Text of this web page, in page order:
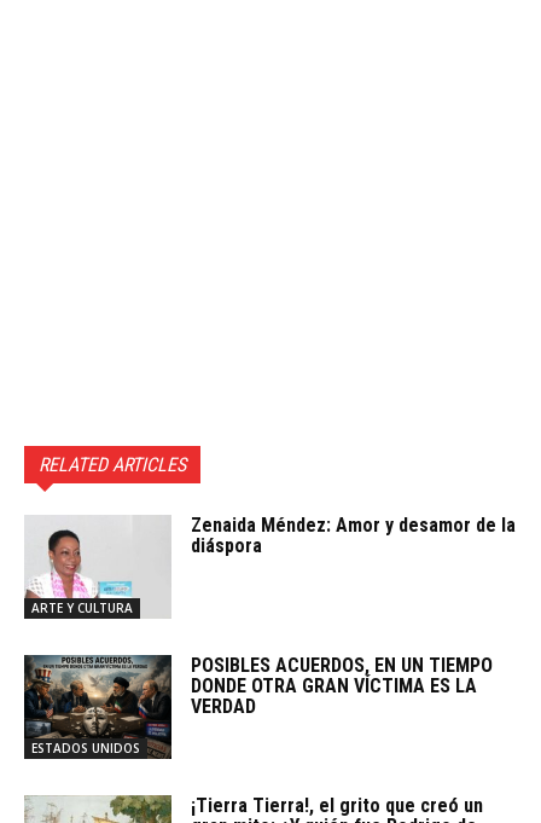
RELATED ARTICLES
ARTE Y CULTURA
Zenaida Méndez: Amor y desamor de la
diáspora
ESTADOS UNIDOS
POSIBLES ACUERDOS, EN UN TIEMPO
DONDE OTRA GRAN VÍCTIMA ES LA
VERDAD
¡Tierra Tierra!, el grito que creó un